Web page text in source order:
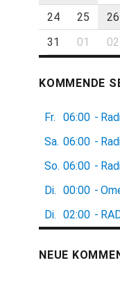
24
25 26
31
01 02
KOMMENDE
Fr. 06:00 -
Sa. 06:00 -
So. 06:00 -
Di. 00:00 -
Di. 02:00 -
NEUE